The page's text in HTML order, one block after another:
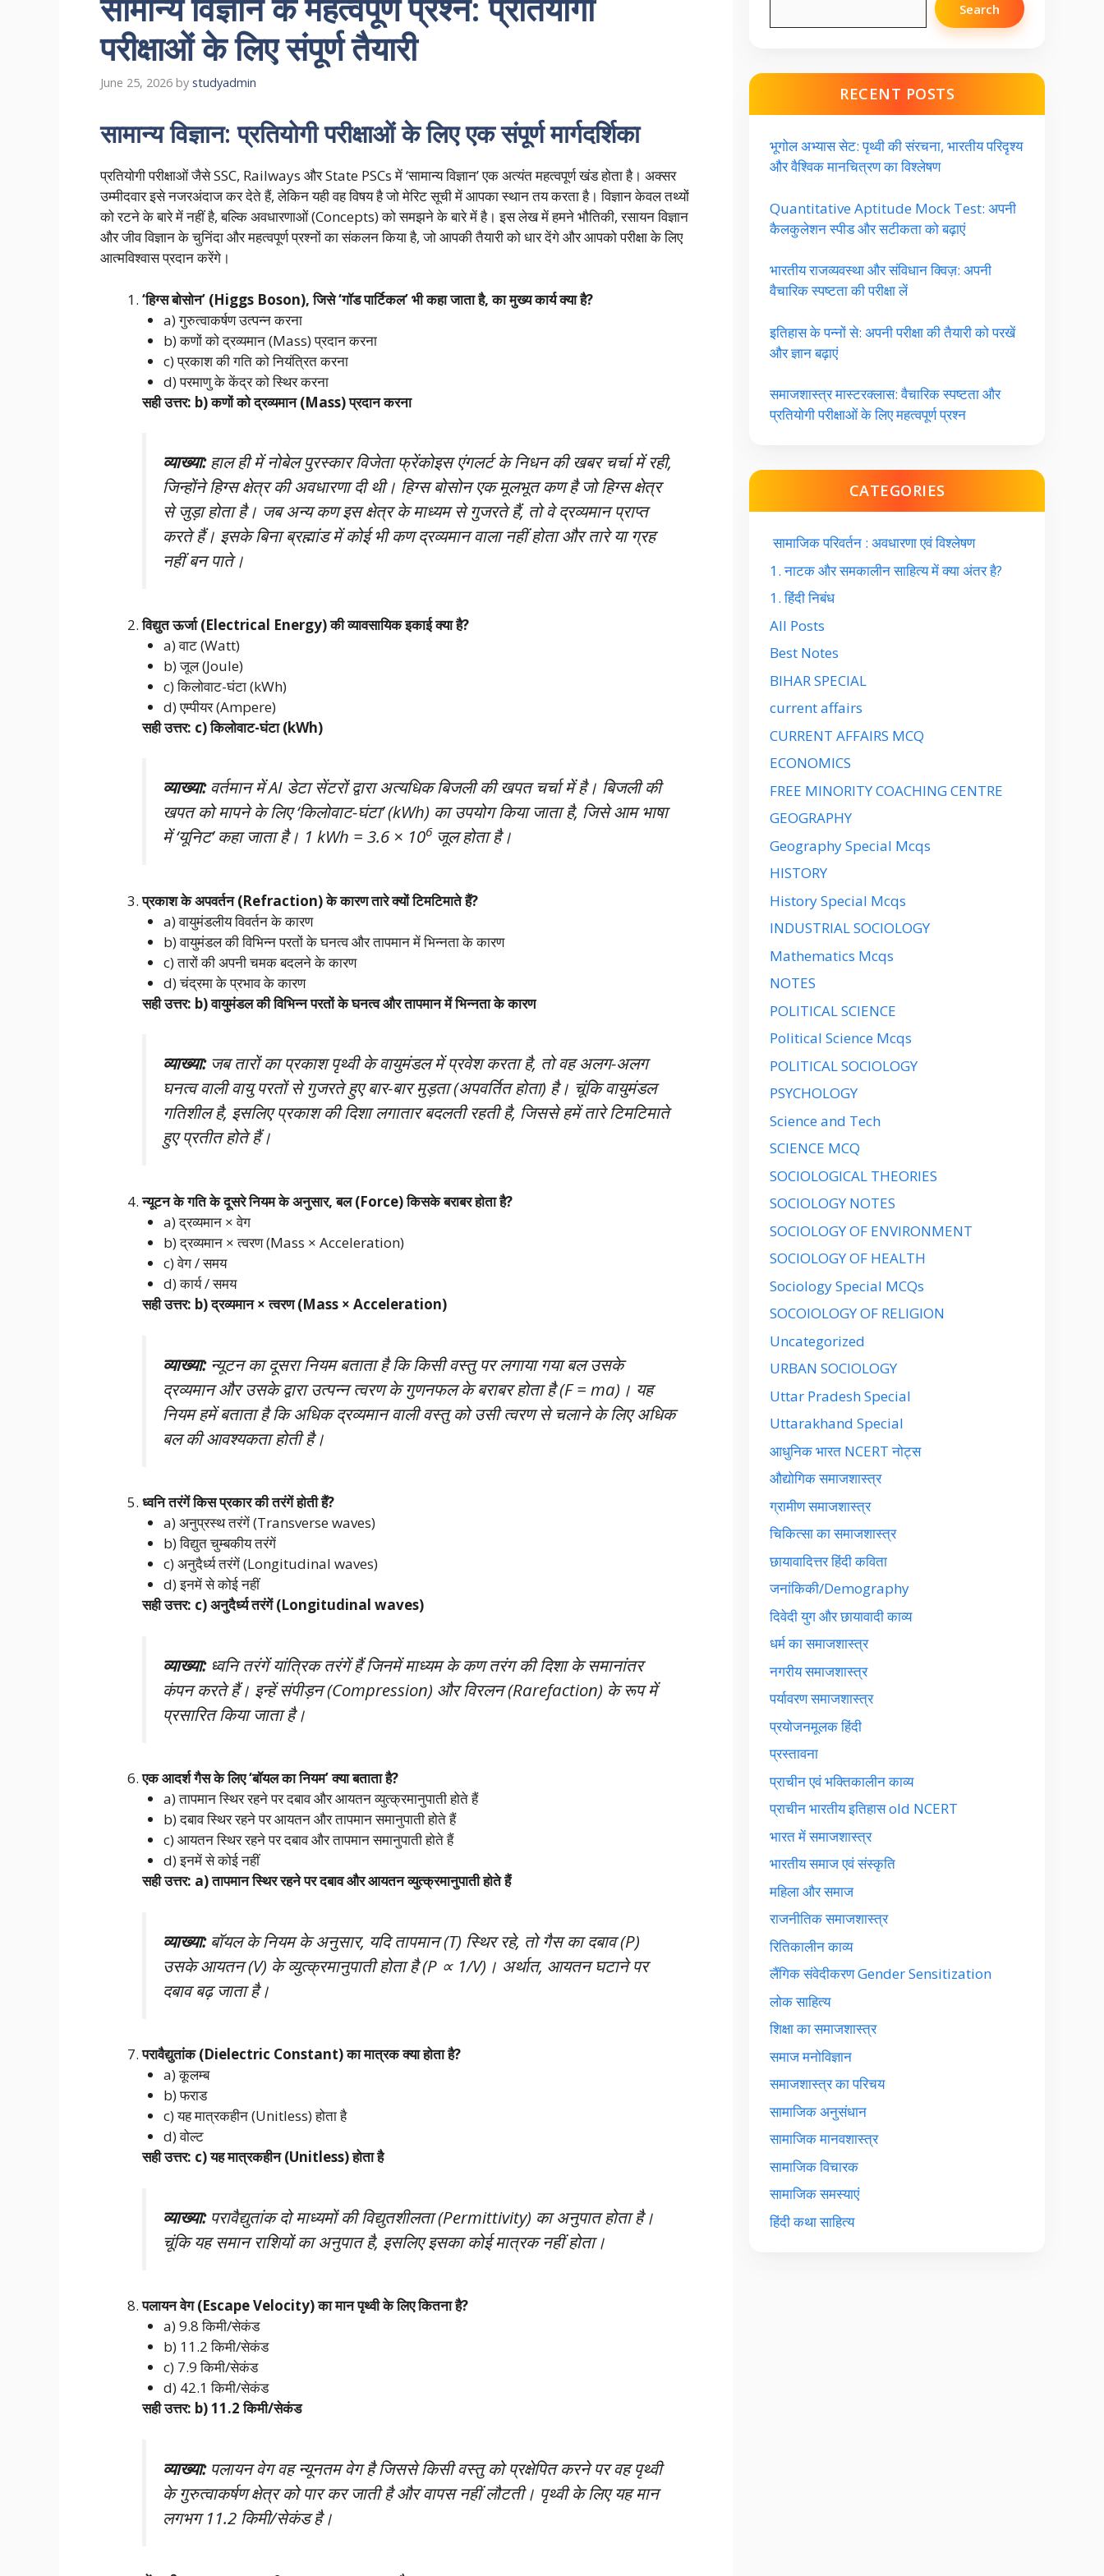
परीक्षाओं के लिए संपूर्ण तैयारी
June 25, 2026 by studyadmin
सामान्य विज्ञान: प्रतियोगी परीक्षाओं के लिए एक संपूर्ण मार्गदर्शिका
प्रतियोगी परीक्षाओं जैसे SSC, Railways और State PSCs में ‘सामान्य विज्ञान’ एक अत्यंत महत्वपूर्ण खंड होता है। अक्सर
उम्मीदवार इसे नजरअंदाज कर देते हैं, लेकिन यही वह विषय है जो मेरिट सूची में आपका स्थान तय करता है। विज्ञान केवल तथ्यों
को रटने के बारे में नहीं है, बल्कि अवधारणाओं (Concepts) को समझने के बारे में है। इस लेख में हमने भौतिकी, रसायन विज्ञान
और जीव विज्ञान के चुनिंदा और महत्वपूर्ण प्रश्नों का संकलन किया है, जो आपकी तैयारी को धार देंगे और आपको परीक्षा के लिए
आत्मविश्वास प्रदान करेंगे।
‘हिग्स बोसोन’ (Higgs Boson), जिसे ‘गॉड पार्टिकल’ भी कहा जाता है, का मुख्य कार्य क्या है?
a) गुरुत्वाकर्षण उत्पन्न करना
b) कणों को द्रव्यमान (Mass) प्रदान करना
c) प्रकाश की गति को नियंत्रित करना
d) परमाणु के केंद्र को स्थिर करना
सही उत्तर: b) कणों को द्रव्यमान (Mass) प्रदान करना
व्याख्या:हाल ही में नोबेल पुरस्कार विजेता फ्रेंकोइस एंगलर्ट के निधन की खबर चर्चा में रही,
जिन्होंने हिग्स क्षेत्र की अवधारणा दी थी। हिग्स बोसोन एक मूलभूत कण है जो हिग्स क्षेत्र
से जुड़ा होता है। जब अन्य कण इस क्षेत्र के माध्यम से गुजरते हैं, तो वे द्रव्यमान प्राप्त
करते हैं। इसके बिना ब्रह्मांड में कोई भी कण द्रव्यमान वाला नहीं होता और तारे या ग्रह
नहीं बन पाते।
विद्युत ऊर्जा (Electrical Energy) की व्यावसायिक इकाई क्या है?
a) वाट (Watt)
b) जूल (Joule)
c) किलोवाट-घंटा (kWh)
d) एम्पीयर (Ampere)
सही उत्तर: c) किलोवाट-घंटा (kWh)
व्याख्या:वर्तमान में AI डेटा सेंटरों द्वारा अत्यधिक बिजली की खपत चर्चा में है। बिजली की
खपत को मापने के लिए ‘किलोवाट-घंटा’ (kWh) का उपयोग किया जाता है, जिसे आम भाषा
में ‘यूनिट’ कहा जाता है। 1 kWh = 3.6 × 106जूल होता है।
प्रकाश के अपवर्तन (Refraction) के कारण तारे क्यों टिमटिमाते हैं?
a) वायुमंडलीय विवर्तन के कारण
b) वायुमंडल की विभिन्न परतों के घनत्व और तापमान में भिन्नता के कारण
c) तारों की अपनी चमक बदलने के कारण
d) चंद्रमा के प्रभाव के कारण
सही उत्तर: b) वायुमंडल की विभिन्न परतों के घनत्व और तापमान में भिन्नता के कारण
व्याख्या:जब तारों का प्रकाश पृथ्वी के वायुमंडल में प्रवेश करता है, तो वह अलग-अलग
घनत्व वाली वायु परतों से गुजरते हुए बार-बार मुड़ता (अपवर्तित होता) है। चूंकि वायुमंडल
गतिशील है, इसलिए प्रकाश की दिशा लगातार बदलती रहती है, जिससे हमें तारे टिमटिमाते
हुए प्रतीत होते हैं।
न्यूटन के गति के दूसरे नियम के अनुसार, बल (Force) किसके बराबर होता है?
a) द्रव्यमान × वेग
b) द्रव्यमान × त्वरण (Mass × Acceleration)
c) वेग / समय
d) कार्य / समय
सही उत्तर: b) द्रव्यमान × त्वरण (Mass × Acceleration)
व्याख्या:न्यूटन का दूसरा नियम बताता है कि किसी वस्तु पर लगाया गया बल उसके
द्रव्यमान और उसके द्वारा उत्पन्न त्वरण के गुणनफल के बराबर होता है (F = ma)। यह
नियम हमें बताता है कि अधिक द्रव्यमान वाली वस्तु को उसी त्वरण से चलाने के लिए अधिक
बल की आवश्यकता होती है।
ध्वनि तरंगें किस प्रकार की तरंगें होती हैं?
a) अनुप्रस्थ तरंगें (Transverse waves)
b) विद्युत चुम्बकीय तरंगें
c) अनुदैर्ध्य तरंगें (Longitudinal waves)
d) इनमें से कोई नहीं
सही उत्तर: c) अनुदैर्ध्य तरंगें (Longitudinal waves)
व्याख्या:ध्वनि तरंगें यांत्रिक तरंगें हैं जिनमें माध्यम के कण तरंग की दिशा के समानांतर
कंपन करते हैं। इन्हें संपीड़न (Compression) और विरलन (Rarefaction) के रूप में
प्रसारित किया जाता है।
एक आदर्श गैस के लिए ‘बॉयल का नियम’ क्या बताता है?
a) तापमान स्थिर रहने पर दबाव और आयतन व्युत्क्रमानुपाती होते हैं
b) दबाव स्थिर रहने पर आयतन और तापमान समानुपाती होते हैं
c) आयतन स्थिर रहने पर दबाव और तापमान समानुपाती होते हैं
d) इनमें से कोई नहीं
सही उत्तर: a) तापमान स्थिर रहने पर दबाव और आयतन व्युत्क्रमानुपाती होते हैं
व्याख्या:बॉयल के नियम के अनुसार, यदि तापमान (T) स्थिर रहे, तो गैस का दबाव (P)
उसके आयतन (V) के व्युत्क्रमानुपाती होता है (P ∝ 1/V)। अर्थात, आयतन घटाने पर
दबाव बढ़ जाता है।
परावैद्युतांक (Dielectric Constant) का मात्रक क्या होता है?
a) कूलम्ब
b) फराड
c) यह मात्रकहीन (Unitless) होता है
d) वोल्ट
सही उत्तर: c) यह मात्रकहीन (Unitless) होता है
व्याख्या:परावैद्युतांक दो माध्यमों की विद्युतशीलता (Permittivity) का अनुपात होता है।
चूंकि यह समान राशियों का अनुपात है, इसलिए इसका कोई मात्रक नहीं होता।
पलायन वेग (Escape Velocity) का मान पृथ्वी के लिए कितना है?
a) 9.8 किमी/सेकंड
b) 11.2 किमी/सेकंड
c) 7.9 किमी/सेकंड
d) 42.1 किमी/सेकंड
सही उत्तर: b) 11.2 किमी/सेकंड
व्याख्या:पलायन वेग वह न्यूनतम वेग है जिससे किसी वस्तु को प्रक्षेपित करने पर वह पृथ्वी
के गुरुत्वाकर्षण क्षेत्र को पार कर जाती है और वापस नहीं लौटती। पृथ्वी के लिए यह मान
लगभग 11.2 किमी/सेकंड है।
Search
RECENT POSTS
भूगोल अभ्यास सेट: पृथ्वी की संरचना, भारतीय परिदृश्य
और वैश्विक मानचित्रण का विश्लेषण
Quantitative Aptitude Mock Test: अपनी
कैलकुलेशन स्पीड और सटीकता को बढ़ाएं
भारतीय राजव्यवस्था और संविधान क्विज़: अपनी
वैचारिक स्पष्टता की परीक्षा लें
इतिहास के पन्नों से: अपनी परीक्षा की तैयारी को परखें
और ज्ञान बढ़ाएं
समाजशास्त्र मास्टरक्लास: वैचारिक स्पष्टता और
प्रतियोगी परीक्षाओं के लिए महत्वपूर्ण प्रश्न
CATEGORIES
सामाजिक परिवर्तन : अवधारणा एवं विश्लेषण
1. नाटक और समकालीन साहित्य में क्या अंतर है?
1. हिंदी निबंध
All Posts
Best Notes
BIHAR SPECIAL
current affairs
CURRENT AFFAIRS MCQ
ECONOMICS
FREE MINORITY COACHING CENTRE
GEOGRAPHY
Geography Special Mcqs
HISTORY
History Special Mcqs
INDUSTRIAL SOCIOLOGY
Mathematics Mcqs
NOTES
POLITICAL SCIENCE
Political Science Mcqs
POLITICAL SOCIOLOGY
PSYCHOLOGY
Science and Tech
SCIENCE MCQ
SOCIOLOGICAL THEORIES
SOCIOLOGY NOTES
SOCIOLOGY OF ENVIRONMENT
SOCIOLOGY OF HEALTH
Sociology Special MCQs
SOCOIOLOGY OF RELIGION
Uncategorized
URBAN SOCIOLOGY
Uttar Pradesh Special
Uttarakhand Special
आधुनिक भारत NCERT नोट्स
औद्योगिक समाजशास्त्र
ग्रामीण समाजशास्त्र
चिकित्सा का समाजशास्त्र
छायावादित्तर हिंदी कविता
जनांकिकी/Demography
दिवेदी युग और छायावादी काव्य
धर्म का समाजशास्त्र
नगरीय समाजशास्त्र
पर्यावरण समाजशास्त्र
प्रयोजनमूलक हिंदी
प्रस्तावना
प्राचीन एवं भक्तिकालीन काव्य
प्राचीन भारतीय इतिहास old NCERT
भारत में समाजशास्त्र
भारतीय समाज एवं संस्कृति
महिला और समाज
राजनीतिक समाजशास्त्र
रितिकालीन काव्य
लैंगिक संवेदीकरण Gender Sensitization
लोक साहित्य
शिक्षा का समाजशास्त्र
समाज मनोविज्ञान
समाजशास्त्र का परिचय
सामाजिक अनुसंधान
सामाजिक मानवशास्त्र
सामाजिक विचारक
सामाजिक समस्याएं
हिंदी कथा साहित्य